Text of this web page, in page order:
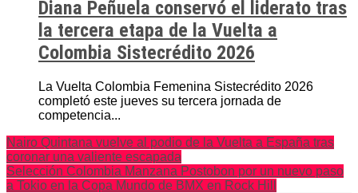
Diana Peñuela conservó el liderato tras
la tercera etapa de la Vuelta a
Colombia Sistecrédito 2026
La Vuelta Colombia Femenina Sistecrédito 2026
completó este jueves su tercera jornada de
competencia...
Nairo Quintana vuelve al podio de la Vuelta a España tras
coronar una valiente escapada
Selección Colombia Manzana Postobon por un nuevo paso
a Tokio en la Copa Mundo de BMX en Rock Hill